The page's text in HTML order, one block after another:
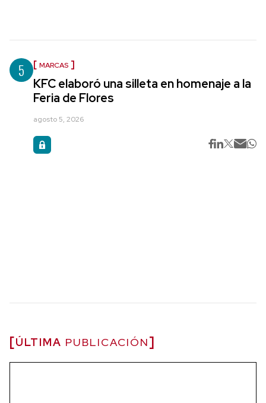
5 MARCAS
KFC elaboró una silleta en homenaje a la
Feria de Flores
agosto 5, 2026
ÚLTIMA PUBLICACIÓN